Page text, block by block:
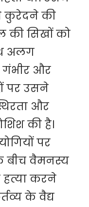
कुरेदने की
की सिखों को
अलग
गंभीर और
पर उसने
और
की है।
पर
बीच वैमनस्य
करने
के वैद्य